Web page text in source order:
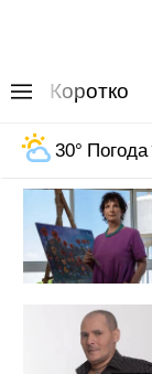
Коротко
30° Погода
Музыка